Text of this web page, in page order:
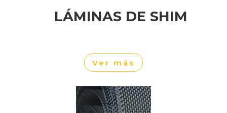
LÁMINAS DE SHIM
Ver más